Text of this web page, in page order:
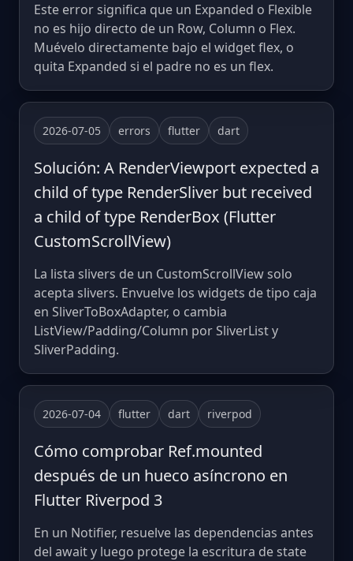
Este error significa que un Expanded o Flexible
no es hijo directo de un Row, Column o Flex.
Muévelo directamente bajo el widget flex, o
quita Expanded si el padre no es un flex.
2026-07-05 errors flutter dart
Solución: A RenderViewport expected a
child of type RenderSliver but received
a child of type RenderBox (Flutter
CustomScrollView)
La lista slivers de un CustomScrollView solo
acepta slivers. Envuelve los widgets de tipo caja
en SliverToBoxAdapter, o cambia
ListView/Padding/Column por SliverList y
SliverPadding.
2026-07-04 flutter dart riverpod
Cómo comprobar Ref.mounted
después de un hueco asíncrono en
Flutter Riverpod 3
En un Notifier, resuelve las dependencias antes
del await y luego protege la escritura de state